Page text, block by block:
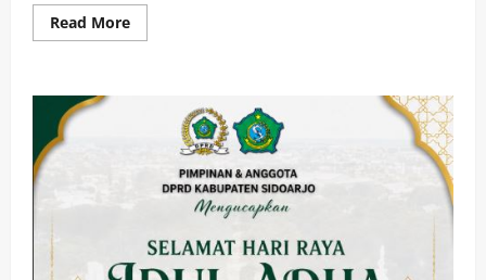
Read MoreRead
more
Kampanye
Ganjar-
Olahraga
Sidoarjo